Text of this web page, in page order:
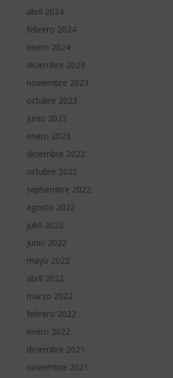
abril 2024
febrero 2024
enero 2024
diciembre 2023
noviembre 2023
octubre 2023
junio 2023
enero 2023
diciembre 2022
octubre 2022
septiembre 2022
agosto 2022
julio 2022
junio 2022
mayo 2022
abril 2022
marzo 2022
febrero 2022
enero 2022
diciembre 2021
noviembre 2021